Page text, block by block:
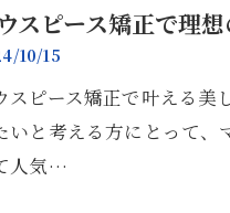
スピース矯正で理
10/15
スピース矯正で叶える美
いと考える方にとって、
人気…